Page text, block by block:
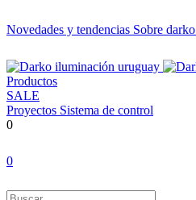
Novedades y tendencias Sobre darko
Productos
SALE
Proyectos Sistema de control
0
0